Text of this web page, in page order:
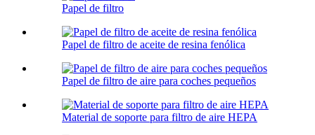
Papel de filtro
Papel de filtro de aceite de resina fenólica
Papel de filtro de aire para coches pequeños
Material de soporte para filtro de aire HEPA